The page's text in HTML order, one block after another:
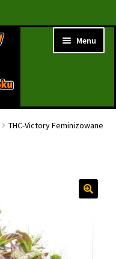
Menu
THC-Victory Feminizowane